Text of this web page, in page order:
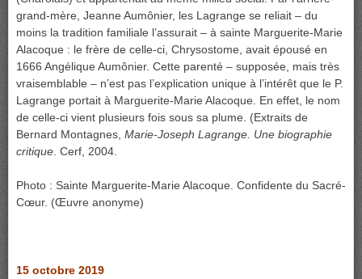
grand-mère, Jeanne Aumônier, les Lagrange se reliait – du
moins la tradition familiale l’assurait – à sainte Marguerite-Marie
Alacoque : le frère de celle-ci, Chrysostome, avait épousé en
1666 Angélique Aumônier. Cette parenté – supposée, mais très
vraisemblable – n’est pas l’explication unique à l’intérêt que le P.
Lagrange portait à Marguerite-Marie Alacoque. En effet, le nom
de celle-ci vient plusieurs fois sous sa plume. (Extraits de
Bernard Montagnes, Marie-Joseph Lagrange. Une biographie
critique . Cerf, 2004.
Photo : Sainte Marguerite-Marie Alacoque. Confidente du Sacré-
Cœur. (Œuvre anonyme)
15 octobre 2019